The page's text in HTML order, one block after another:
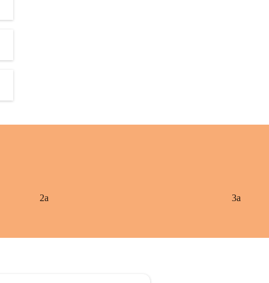
2a 3a